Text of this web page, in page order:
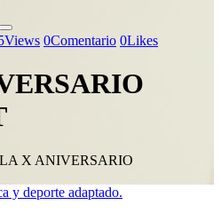
Views 0Comentario 0Likes
X ANIVERSARIO
y deporte adaptado.